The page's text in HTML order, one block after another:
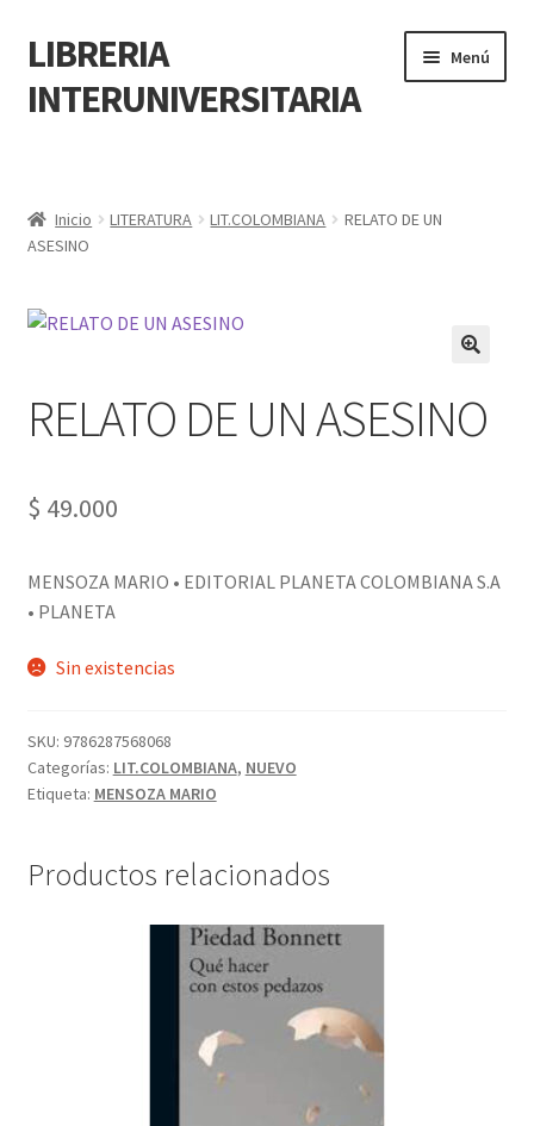
LIBRERIA
INTERUNIVERSITARIA
Menú
Carrito
Resumen de compra
SERVICIO
QUIÉNES SOMOS
Tienda
Inicio LITERATURA LIT.COLOMBIANA
RELATO DE UN
ASESINO
RELATO DE UN ASESINO
$ 49.000
MENSOZA MARIO • EDITORIAL PLANETA COLOMBIANA S.A
• PLANETA
Sin existencias
SKU: 9786287568068
Categorías: LIT.COLOMBIANA, NUEVO
Etiqueta: MENSOZA MARIO
Productos relacionados